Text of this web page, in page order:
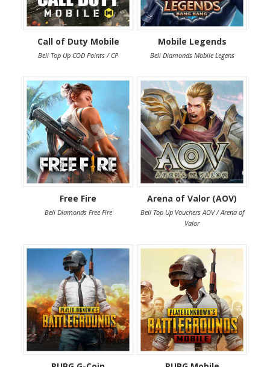
Call of Duty Mobile
Beli Top Up COD Points / CP
Mobile Legends
Beli Diamonds Mobile Legens
Free Fire
Beli Diamonds Free Fire
Arena of Valor (AOV)
Beli Top Up Vouchers AOV / Arena of
Valor